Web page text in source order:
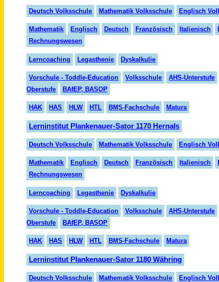
Deutsch Volksschule Mathematik Volksschule Englisch
Mathematik Englisch Deutsch Französisch Italienisch
Rechnungswesen
Lerncoaching Legasthenie Dyskalkulie
Vorschule - Toddle-Education Volksschule
AHS-Unterstufe
Oberstufe
BAfEP, BASOP
HAK HAS HLW HTL BMS-Fachschule Matura
Lerninstitut Plankenauer-Sator 1170 Hernals
Deutsch Volksschule Mathematik Volksschule Englisch
Mathematik Englisch Deutsch Französisch Italienisch
Rechnungswesen
Lerncoaching Legasthenie Dyskalkulie
Vorschule - Toddle-Education Volksschule
AHS-Unterstufe
Oberstufe
BAfEP, BASOP
HAK HAS HLW HTL BMS-Fachschule Matura
Lerninstitut Plankenauer-Sator 1180 Währing
Deutsch Volksschule Mathematik Volksschule Englisch